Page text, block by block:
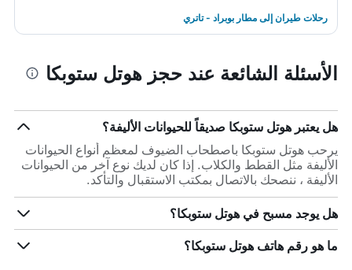
رحلات طيران إلى مطار بوبراد - تاتري
الأسئلة الشائعة عند حجز هوتل ستوبكا
هل يعتبر هوتل ستوبكا صديقاً للحيوانات الأليفة؟
يرحب هوتل ستوبكا باصطحاب الضيوف لمعظم أنواع الحيوانات
الأليفة مثل القطط والكلاب. إذا كان لديك نوع آخر من الحيوانات
الأليفة ، ننصحك بالاتصال بمكتب الاستقبال والتأكد.
هل يوجد مسبح في هوتل ستوبكا؟
ما هو رقم هاتف هوتل ستوبكا؟